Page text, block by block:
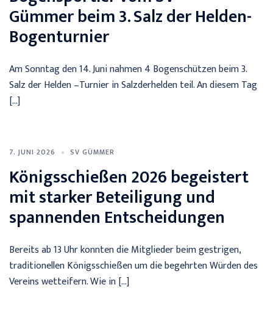
Gümmer beim 3. Salz der Helden-
Bogenturnier
Am Sonntag den 14. Juni nahmen 4 Bogenschützen beim 3.
Salz der Helden –Turnier in Salzderhelden teil. An diesem Tag
[…]
7. JUNI 2026 SV GÜMMER
Königsschießen 2026 begeistert
mit starker Beteiligung und
spannenden Entscheidungen
Bereits ab 13 Uhr konnten die Mitglieder beim gestrigen,
traditionellen Königsschießen um die begehrten Würden des
Vereins wetteifern. Wie in […]